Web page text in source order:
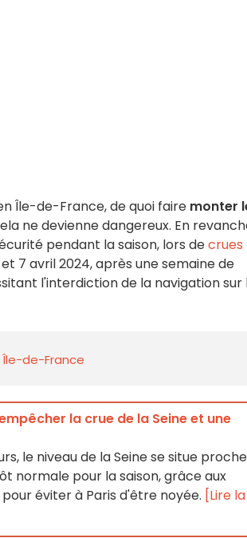
Île-de-France, de quoi faire monter
ne devienne dangereux. En
pendant la saison, lors decrues
7 avril 2024, après une semaine de
l'interdiction de la navigation sur
Île-de-France
la crue de la Seine et une
le niveau de la Seine se situe proche
normale pour la saison, grâce aux
éviter à Paris d'être noyée. [Lire la